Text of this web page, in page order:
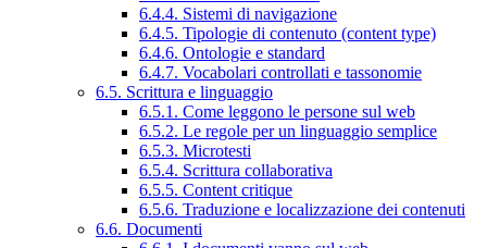
6.4.4. Sistemi di navigazione
6.4.5. Tipologie di contenuto (content type)
6.4.6. Ontologie e standard
6.4.7. Vocabolari controllati e tassonomie
6.5. Scrittura e linguaggio
6.5.1. Come leggono le persone sul web
6.5.2. Le regole per un linguaggio semplice
6.5.3. Microtesti
6.5.4. Scrittura collaborativa
6.5.5. Content critique
6.5.6. Traduzione e localizzazione dei contenuti
6.6. Documenti